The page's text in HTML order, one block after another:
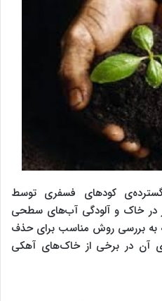
گسترده‌ی کودهای فسفری توسط
در خاک و آلودگی آب‌های سطحی
به بررسی روش مناسب برای حذف
آن در برخی از خاک‌های آهکی